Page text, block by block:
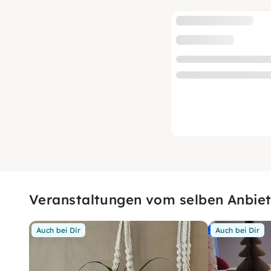
Veranstaltungen vom selben
Auch bei Dir Auch bei Dir